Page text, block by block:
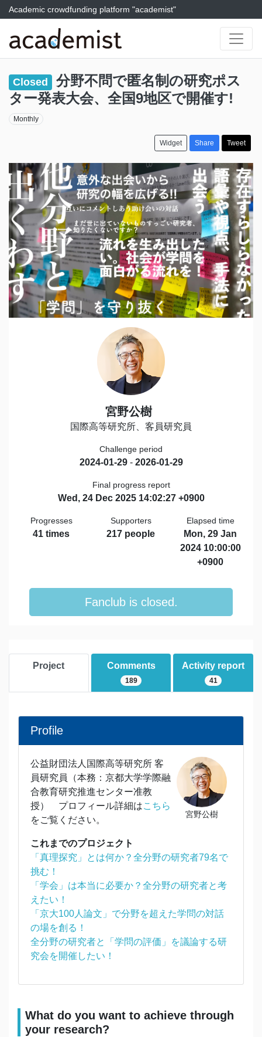
Academic crowdfunding platform "academist"
Closed
分野不問で匿名制の研究ポス
ター発表大会、全国9地区で開催す!
Monthly
Widget Share Tweet
宮野公樹
国際高等研究所、客員研究員
Challenge period
2024-01-29- 2026-01-29
Final progress report
Wed, 24 Dec 2025 14:02:27 +0900
Progresses
41 times
Supporters
217 people
Elapsed time
Mon, 29 Jan
2024 10:00:00
+0900
Fanclub is closed.
Project Comments
189
Activity report
41
Profile
宮野公樹
公益財団法人国際高等研究所 客
員研究員（本務：京都大学学際融
合教育研究推進センター准教
授） プロフィール詳細はこちら
をご覧ください。
これまでのプロジェクト
「真理探究」とは何か？全分野の研究者79名で
挑む！
「学会」は本当に必要か？全分野の研究者と考
えたい！
「京大100人論文」で分野を超えた学問の対話
の場を創る！
全分野の研究者と「学問の評価」を議論する研
究会を開催したい！
What do you want to achieve through
your research?